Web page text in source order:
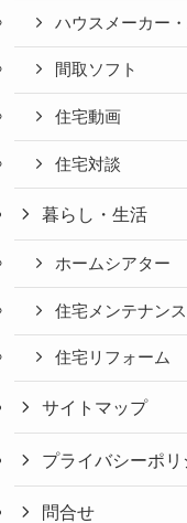
ハウスメーカー
間取ソフト
住宅動画
住宅対談
暮らし・生活
ホームシアター
住宅メンテナンス
住宅リフォーム
サイトマップ
プライバシーポリ
問合せ